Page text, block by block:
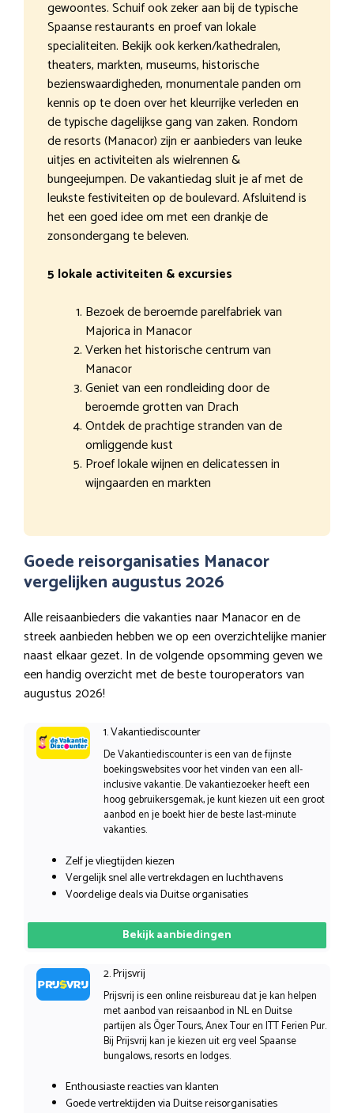
gewoontes. Schuif ook zeker aan bij de typische
Spaanse restaurants en proef van lokale
specialiteiten. Bekijk ook kerken/kathedralen,
theaters, markten, museums, historische
bezienswaardigheden, monumentale panden om
kennis op te doen over het kleurrijke verleden en
de typische dagelijkse gang van zaken. Rondom
de resorts (Manacor) zijn er aanbieders van leuke
uitjes en activiteiten als wielrennen &
bungeejumpen. De vakantiedag sluit je af met de
leukste festiviteiten op de boulevard. Afsluitend is
het een goed idee om met een drankje de
zonsondergang te beleven.
5 lokale activiteiten & excursies
Bezoek de beroemde parelfabriek van
Majorica in Manacor
Verken het historische centrum van
Manacor
Geniet van een rondleiding door de
beroemde grotten van Drach
Ontdek de prachtige stranden van de
omliggende kust
Proef lokale wijnen en delicatessen in
wijngaarden en markten
Goede reisorganisaties Manacor
vergelijken augustus 2026
Alle reisaanbieders die vakanties naar Manacor en de
streek aanbieden hebben we op een overzichtelijke manier
naast elkaar gezet. In de volgende opsomming geven we
een handig overzicht met de beste touroperators van
augustus 2026!
1. Vakantiediscounter
De Vakantiediscounter is een van de fijnste
boekingswebsites voor het vinden van een all-
inclusive vakantie. De vakantiezoeker heeft een
hoog gebruikersgemak, je kunt kiezen uit een groot
aanbod en je boekt hier de beste last-minute
vakanties.
Zelf je vliegtijden kiezen
Vergelijk snel alle vertrekdagen en luchthavens
Voordelige deals via Duitse organisaties
Bekijk aanbiedingen
2. Prijsvrij
Prijsvrij is een online reisbureau dat je kan helpen
met aanbod van reisaanbod in NL en Duitse
partijen als Öger Tours, Anex Tour en ITT Ferien Pur.
Bij Prijsvrij kan je kiezen uit erg veel Spaanse
bungalows, resorts en lodges.
Enthousiaste reacties van klanten
Goede vertrektijden via Duitse reisorganisaties